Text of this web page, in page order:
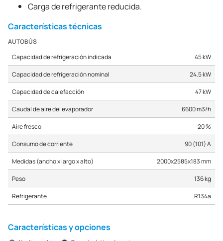
Carga de refrigerante reducida.
Características técnicas
AUTOBÚS
Capacidad de refrigeración indicada 45 kW
Capacidad de refrigeración nominal 24.5 kW
Capacidad de calefacción 47 kW
Caudal de aire del evaporador 6600 m3/h
Aire fresco 20 %
Consumo de corriente 90 (101) A
Medidas (ancho x largo x alto) 2000x2585x183 mm
Peso 136 kg
Refrigerante R134a
Características y opciones